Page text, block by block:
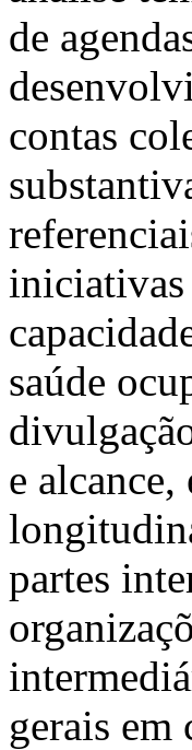
de
contas
iniciativas
saúde
e
partes
gerais em